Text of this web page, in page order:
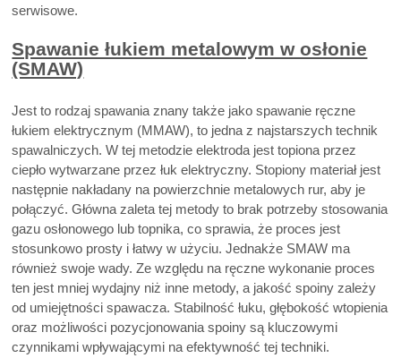
serwisowe.
Spawanie łukiem metalowym w osłonie
(SMAW)
Jest to rodzaj spawania znany także jako spawanie ręczne
łukiem elektrycznym (MMAW), to jedna z najstarszych technik
spawalniczych. W tej metodzie elektroda jest topiona przez
ciepło wytwarzane przez łuk elektryczny. Stopiony materiał jest
następnie nakładany na powierzchnie metalowych rur, aby je
połączyć. Główna zaleta tej metody to brak potrzeby stosowania
gazu osłonowego lub topnika, co sprawia, że proces jest
stosunkowo prosty i łatwy w użyciu. Jednakże SMAW ma
również swoje wady. Ze względu na ręczne wykonanie proces
ten jest mniej wydajny niż inne metody, a jakość spoiny zależy
od umiejętności spawacza. Stabilność łuku, głębokość wtopienia
oraz możliwości pozycjonowania spoiny są kluczowymi
czynnikami wpływającymi na efektywność tej techniki.